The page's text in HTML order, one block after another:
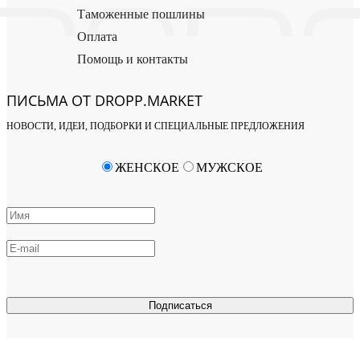
Таможенные пошлины
Оплата
Помощь и контакты
ПИСЬМА ОТ DROPP.MARKET
НОВОСТИ, ИДЕИ, ПОДБОРКИ И СПЕЦИАЛЬНЫЕ ПРЕДЛОЖЕНИЯ
Подписаться
ЖЕНСКОЕ МУЖСКОЕ